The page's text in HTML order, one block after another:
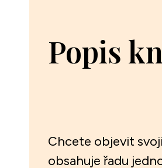
Popis
Chcete objevit
obsahuje řadu